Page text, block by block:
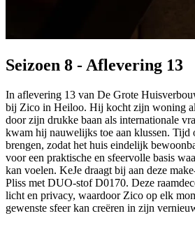
Seizoen 8 - Aflevering 13
In aflevering 13 van De Grote
bij Zico in Heiloo. Hij kocht zijn woning al
door zijn drukke baan als internationale
kwam hij nauwelijks toe aan klussen. Tijd
brengen, zodat het huis eindelijk
voor een praktische en sfeervolle basis
kan voelen. KeJe draagt bij aan deze
Pliss met DUO-stof D0170. Deze
licht en privacy, waardoor Zico op elk
gewenste sfeer kan creëren in zijn